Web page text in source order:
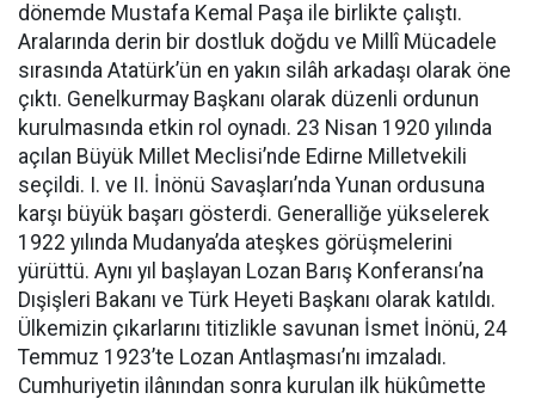
dönemde Mustafa Kemal Paşa ile birlikte çalıştı.
Aralarında derin bir dostluk doğdu ve Millî Mücadele
sırasında Atatürk’ün en yakın silâh arkadaşı olarak öne
çıktı. Genelkurmay Başkanı olarak düzenli ordunun
kurulmasında etkin rol oynadı. 23 Nisan 1920 yılında
açılan Büyük Millet Meclisi’nde Edirne Milletvekili
seçildi. I. ve II. İnönü Savaşları’nda Yunan ordusuna
karşı büyük başarı gösterdi. Generalliğe yükselerek
1922 yılında Mudanya’da ateşkes görüşmelerini
yürüttü. Aynı yıl başlayan Lozan Barış Konferansı’na
Dışişleri Bakanı ve Türk Heyeti Başkanı olarak katıldı.
Ülkemizin çıkarlarını titizlikle savunan İsmet İnönü, 24
Temmuz 1923’te Lozan Antlaşması’nı imzaladı.
Cumhuriyetin ilânından sonra kurulan ilk hükûmette